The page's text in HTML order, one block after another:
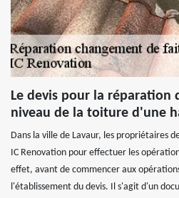
Le devis pour la réparation
niveau de la toiture d'une
Dans la ville de Lavaur, les propriétaires
IC Renovation pour effectuer les
effet, avant de commencer aux
l'établissement du devis. Il s'agit d'un